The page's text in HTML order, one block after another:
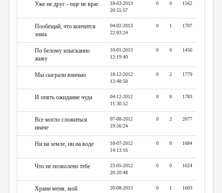
Уже не друг - еще не враг.
18-03-2013
20:55:57
0 0 1562
Пообещай, что кончится
зима
04-02-2013
22:03:24
0 1 1707
По белому изысканно
живу
10-01-2013
12:19:40
0 0 1456
Мы сыграли вничью
18-12-2012
13:48:50
0 2 1779
И опять ожидание чуда
04-12-2012
11:30:52
0 0 1783
Все могло сложиться
иначе
07-08-2012
19:56:24
0 2 2077
Ни на земле, ни на воде
18-07-2012
14:13:16
0 0 1684
Что не позволено тебе
23-05-2012
20:20:48
0 0 1624
Храни меня, мой
20-08-2013
0 1 1603